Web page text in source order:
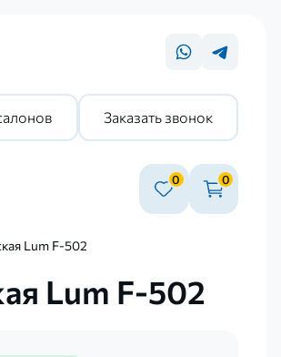
Заказать звонок
0 0
Lum F-502
Lum F-502